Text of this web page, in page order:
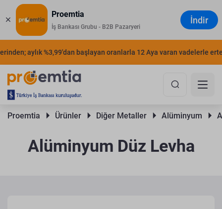
Proemtia
İş Bankası Grubu - B2B Pazaryeri
İndir
aylık %3,99'dan başlayan oranlarla 12 Aya varan vadelerle
Proemtia Ürünler Diğer Metaller Alüminyum
Alüminyum Düz Levha